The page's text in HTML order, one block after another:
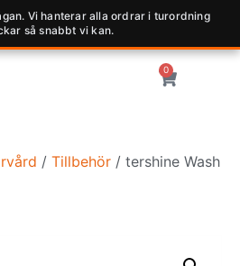
Vi hanterar alla ordrar i turordning
så snabbt vi kan.
0
/ Tillbehör / tershine Wash